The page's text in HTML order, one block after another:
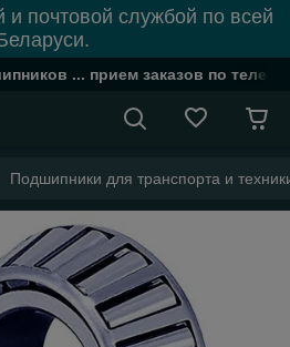
и почтовой службой по всей
... прием заказов по
Подшипники для транспорта и